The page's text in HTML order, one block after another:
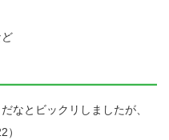
なとビックリしましたが、